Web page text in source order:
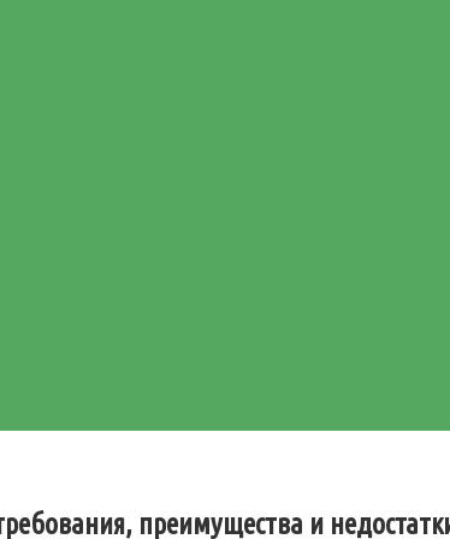
преимущества и